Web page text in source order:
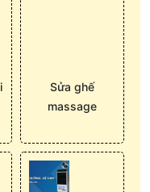
Sửa ghế
massage